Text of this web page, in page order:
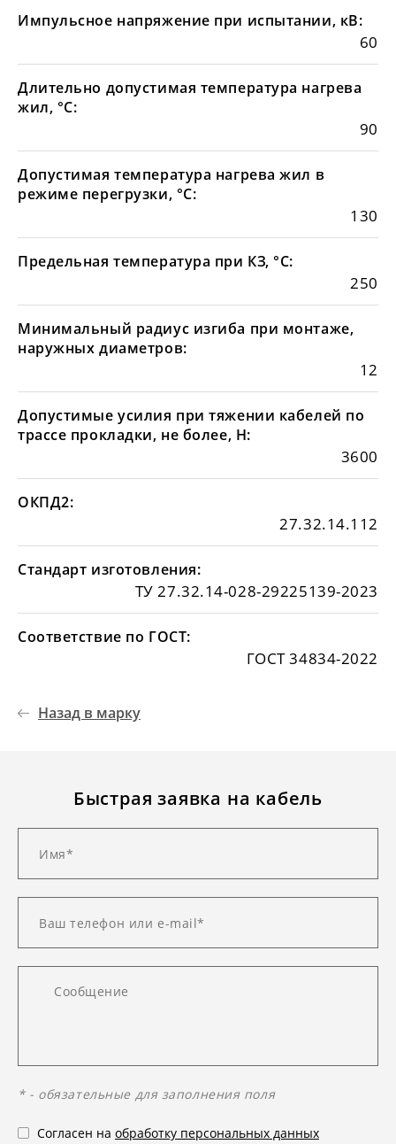
Импульсное напряжение при испытании, кВ:
60
Длительно допустимая температура нагрева
жил, °С:
90
Допустимая температура нагрева жил в
режиме перегрузки, °С:
130
Предельная температура при КЗ, °С:
250
Минимальный радиус изгиба при монтаже,
наружных диаметров:
12
Допустимые усилия при тяжении кабелей по
трассе прокладки, не более, Н:
3600
ОКПД2:
27.32.14.112
Стандарт изготовления:
ТУ 27.32.14-028-29225139-2023
Соответствие по ГОСТ:
ГОСТ 34834-2022
Назад в марку
Быстрая заявка на кабель
* - обязательные для заполнения поля
Согласен на обработку персональных данных